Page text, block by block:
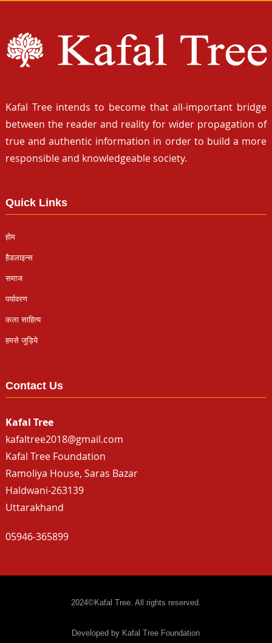
Kafal Tree intends to become that all-important bridge
between the reader and reality for wider propagation of
true and authentic information in order to build a more
responsible and knowledgeable society.
Quick Links
होम
हैडलाइन्स
समाज
पर्यावरण
कला साहित्य
हमसे जुड़िये
Contact Us
Kafal Tree
kafaltree2018@gmail.com
Kafal Tree Foundation
Ramoliya House, Saras Bazar
Haldwani-263139
Uttarakhand
05946-365899
2024©Kafal Tree. All rights reserved.
Developed by Kafal Tree Foundation